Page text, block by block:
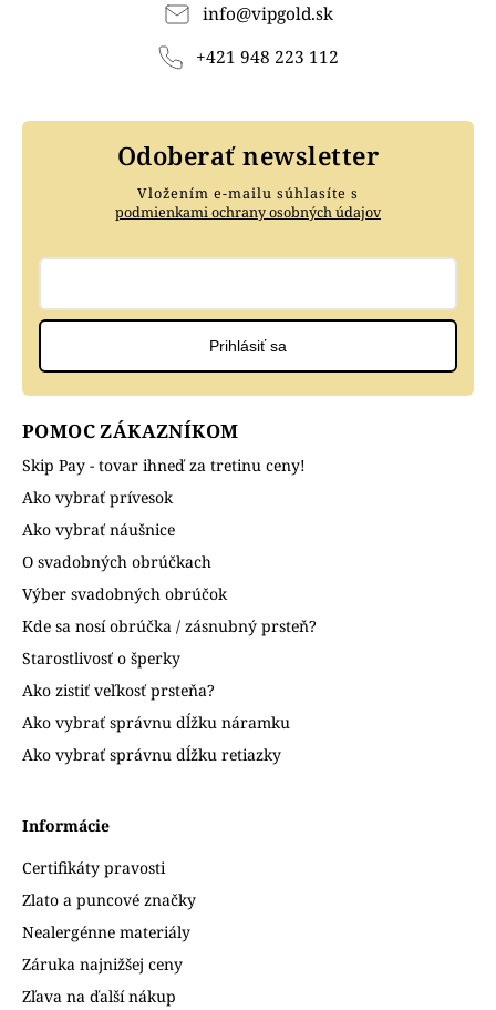
info@vipgold.sk
+421 948 223 112
POMOC ZÁKAZNÍKOM
Skip Pay - tovar ihneď za tretinu ceny!
Ako vybrať prívesok
Ako vybrať náušnice
O svadobných obrúčkach
Výber svadobných obrúčok
Kde sa nosí obrúčka / zásnubný prsteň?
Starostlivosť o šperky
Ako zistiť veľkosť prsteňa?
Ako vybrať správnu dĺžku náramku
Ako vybrať správnu dĺžku retiazky
Informácie
Certifikáty pravosti
Zlato a puncové značky
Nealergénne materiály
Záruka najnižšej ceny
Zľava na ďalší nákup
Odoberať newsletter
Vložením e-mailu súhlasíte s
podmienkami ochrany osobných údajov
Prihlásiť sa